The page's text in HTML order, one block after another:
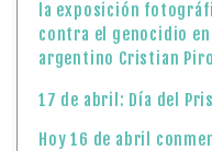
Embajada del Estado
participó en la
rendiremos